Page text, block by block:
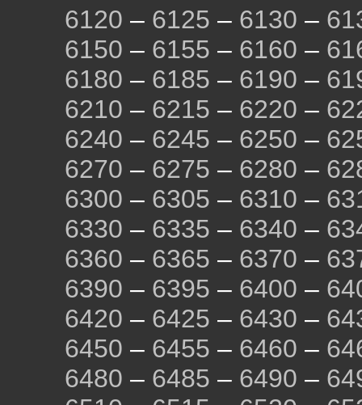
6120 – 6125 – 6130 –
6150 – 6155 – 6160 –
6180 – 6185 – 6190 –
6210 – 6215 – 6220 –
6240 – 6245 – 6250 –
6270 – 6275 – 6280 –
6300 – 6305 – 6310 –
6330 – 6335 – 6340 –
6360 – 6365 – 6370 –
6390 – 6395 – 6400 –
6420 – 6425 – 6430 –
6450 – 6455 – 6460 –
6480 – 6485 – 6490 –